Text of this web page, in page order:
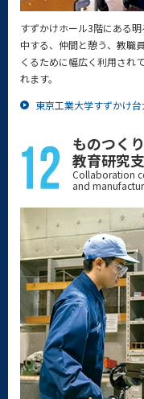
すずかけホール3階にある
中する、仲間と憩う、教職
くるために幅広く利用され
れます。
東京工業大学すずかけ台
ものつくり
教育研究
Collaboration
and